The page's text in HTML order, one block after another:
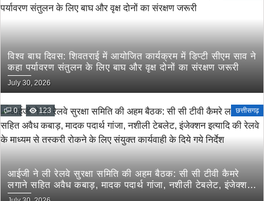
विश्व बाघ दिवस: शिवतराई में आयोजित कार्यक्रम में डिप्टी सीएम साव ने
कहा पर्यावरण संतुलन के लिए बाघ और वृक्ष दोनों का संरक्षण जरूरी
July 30, 2026
0 123 छत्तीसगढ़
आईजी ने ली रेलवे सुरक्षा समिति की अहम बैठक: सी सी टीवी कैमरे
लगाने सहित अवैध कबाड़, मादक पदार्थ गांजा, नशीली टेबलेट, इंजेक्शन
इत्यादि की रेलवे के माध्यम से तस्करी रोकने के लिए संयुक्त कार्यवाही